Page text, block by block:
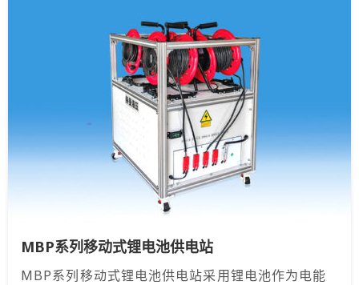
MBP系列移动式锂电池供电站
MBP系列移动式锂电池供电站采用锂电池作为电能